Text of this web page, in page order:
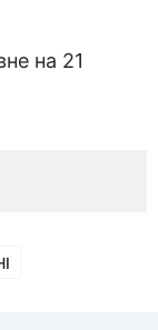
на 21